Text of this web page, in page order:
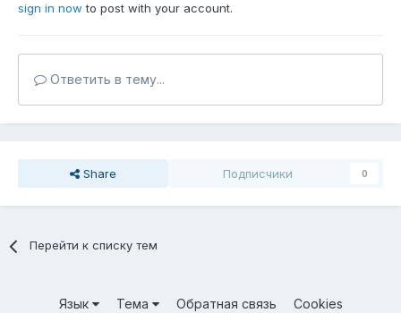
sign in now to post with your account.
Ответить в тему...
Share Подписчики 0
Перейти к списку тем
Язык Тема Обратная связь Cookies